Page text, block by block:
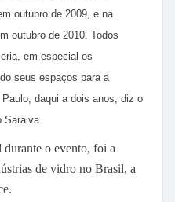
outubro de 2009, e na
outubro de 2010. Todos
em especial os
seus espaços para a
daqui a dois anos, diz o
Saraiva.
durante o evento, foi a
de vidro no Brasil, a